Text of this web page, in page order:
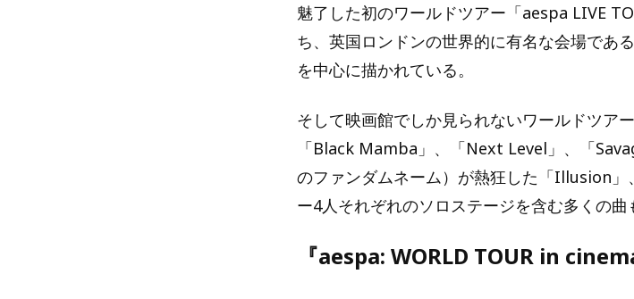
魅了した初のワールドツアー「aespa LIVE
ち、英国ロンドンの世界的に有名な会場であ
を中心に描かれている。
そして映画館でしか見られないワールドツア
「Black Mamba」、「Next Level」、「
のファンダムネーム）が熱狂した「Illusion
ー4人それぞれのソロステージを含む多くの曲
『aespa: WORLD TOUR in